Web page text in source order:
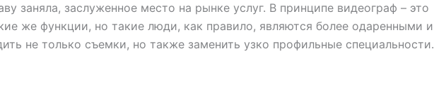
заняла, заслуженное место на рынке услуг. В принципе видеограф – это
же функции, но такие люди, как правило, являются более одаренными и
не только съемки, но также заменить узко профильные специальности.